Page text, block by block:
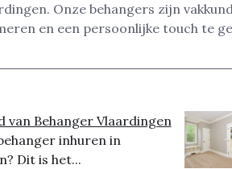
Onze behangers zijn
en een persoonlijke touch te
van Behanger Vlaardingen
inhuren in
Dit is het...